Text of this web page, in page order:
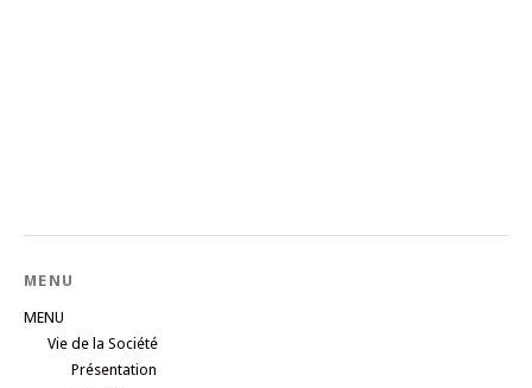
MENU
MENU
Vie de la Société
Présentation